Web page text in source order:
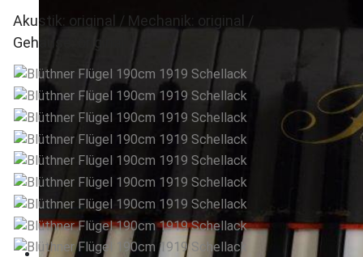
Akustik: original / Mechanik: original /
Gehäuse: original